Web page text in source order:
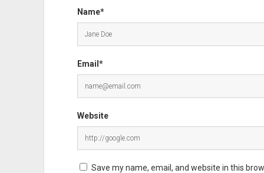
Name*
Email*
Website
Save my name, email, and website in this